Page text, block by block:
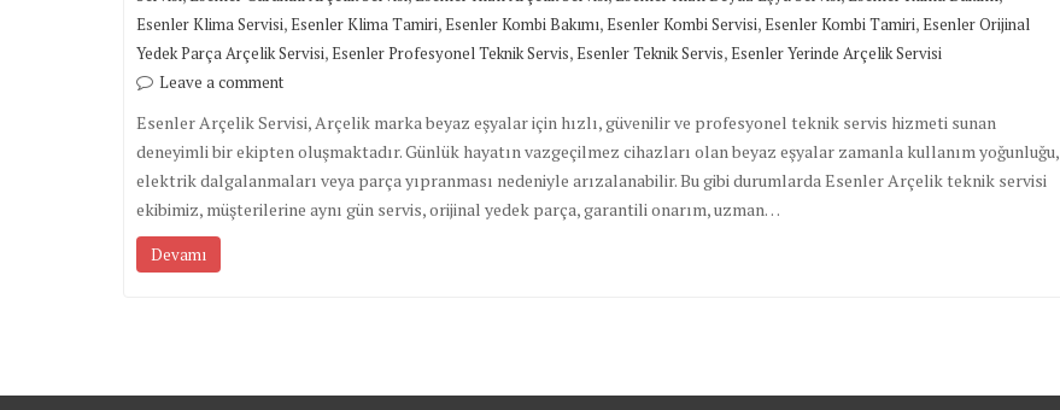
Esenler Klima Servisi,Esenler Klima Tamiri,Esenler Kombi Bakımı,Esenler Kombi Servisi,Esenler Kombi Tamiri,Esenler Orijinal
Yedek Parça Arçelik Servisi,Esenler Profesyonel Teknik Servis,Esenler Teknik Servis,Esenler Yerinde Arçelik Servisi
Leave a comment
Esenler Arçelik Servisi, Arçelik marka beyaz eşyalar için hızlı, güvenilir ve profesyonel teknik servis hizmeti sunan
deneyimli bir ekipten oluşmaktadır. Günlük hayatın vazgeçilmez cihazları olan beyaz eşyalar zamanla kullanım yoğunluğu,
elektrik dalgalanmaları veya parça yıpranması nedeniyle arızalanabilir. Bu gibi durumlarda Esenler Arçelik teknik servisi
ekibimiz, müşterilerine aynı gün servis, orijinal yedek parça, garantili onarım, uzman…
Devamı